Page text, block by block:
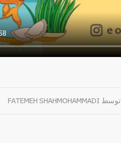
توسط FATEMEH SHAHMOHAMMADI